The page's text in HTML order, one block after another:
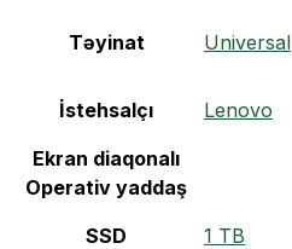
Təyinat Universal
İstehsalçı
Lenovo
Ekran diaqonalı
Operativ yaddaş
SSD
1 TB